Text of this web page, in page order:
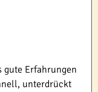
gute Erfahrungen
unterdrückt